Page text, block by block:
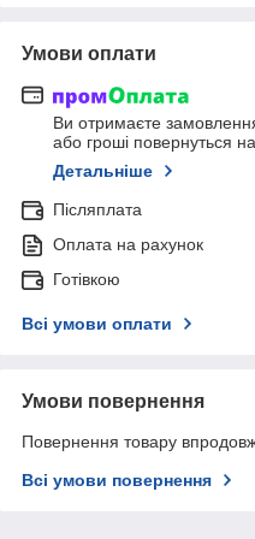
Умови оплати
Ви отримаєте
або гроші повернуться
Детальніше
Післяплата
Оплата на рахунок
Готівкою
Всі умови оплати
Умови повернення
Повернення товару
Всі умови повернення